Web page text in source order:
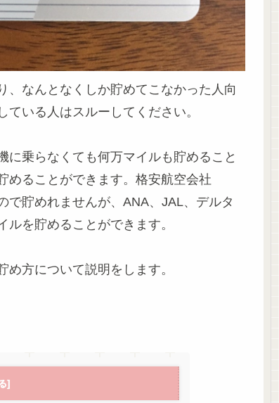
、なんとなくしか貯めてこなかった人向
いる人はスルーしてください。
に乗らなくても何万マイルも貯めること
めることができます。格安航空会社
で貯めれませんが、ANA、JAL、デルタ
を貯めることができます。
方について説明をします。